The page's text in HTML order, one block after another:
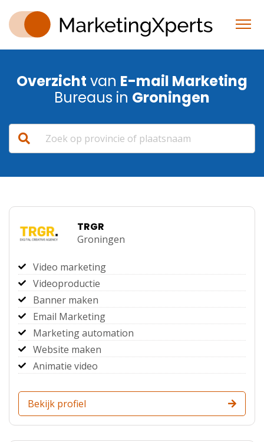
Overzicht van E-mail Marketing
Bureaus in Groningen
TRGR
Groningen
Video marketing
Videoproductie
Banner maken
Email Marketing
Marketing automation
Website maken
Animatie video
Bekijk profiel